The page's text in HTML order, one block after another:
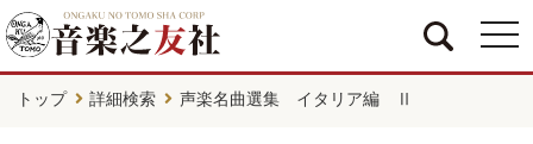
トップ 詳細検索 声楽名曲選集 イタリア編 Ⅱ